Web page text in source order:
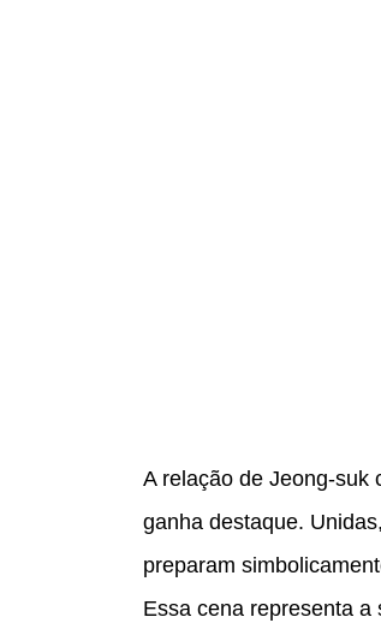
A relação de Jeong-suk
ganha destaque.
preparam
Essa cena representa